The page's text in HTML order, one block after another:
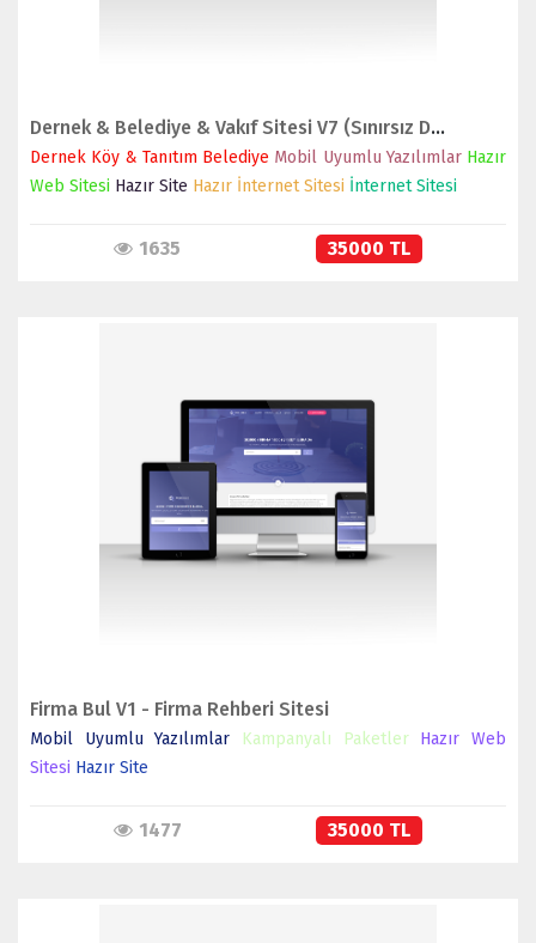
Dernek & Belediye & Vakıf Sitesi V7 (Sınırsız Dil)
Dernek Köy & Tanıtım Belediye Mobil Uyumlu Yazılımlar Hazır
Web Sitesi Hazır Site Hazır İnternet Sitesi İnternet Sitesi
1635 35000 TL
İNCELE
SATIN AL
Firma Bul V1 - Firma Rehberi Sitesi
Mobil Uyumlu Yazılımlar Kampanyalı Paketler
Hazır Web
Sitesi Hazır Site
1477 35000 TL